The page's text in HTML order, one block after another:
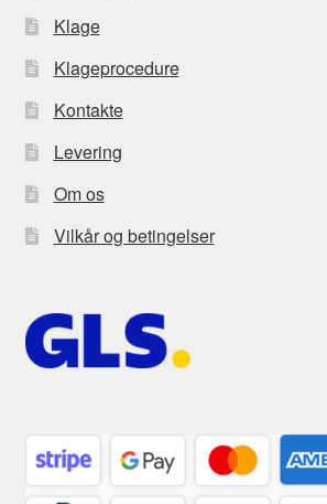
Klage
Klageprocedure
Kontakte
Levering
Om os
Vilkår og betingelser